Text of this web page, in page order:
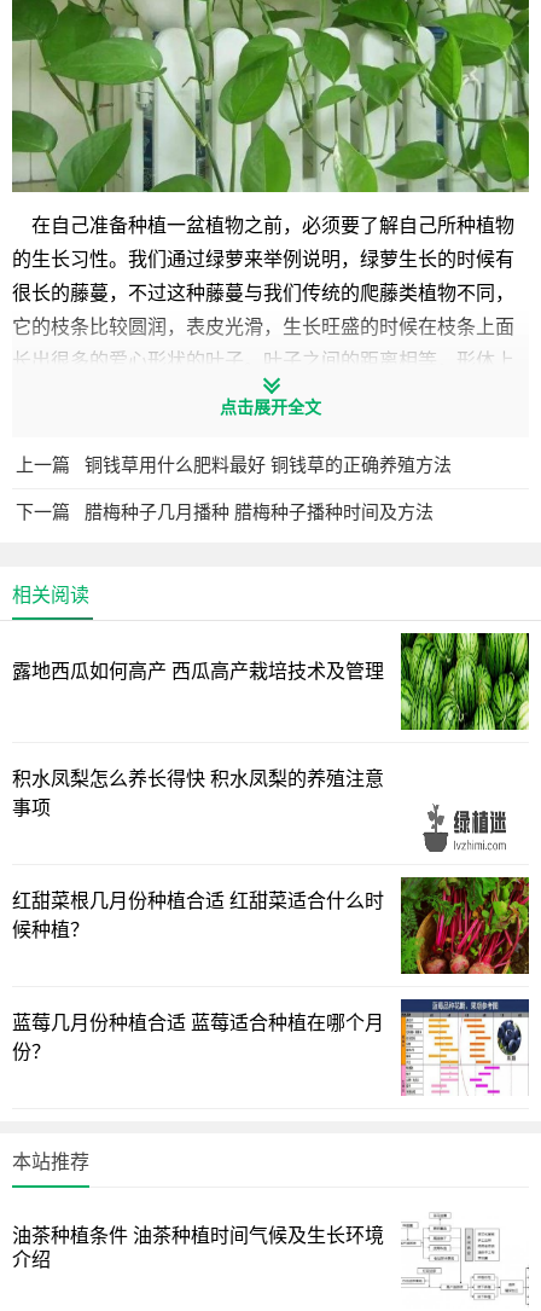
在自己准备种植一盆植物之前，必须要了解自己所种植物
的生长习性。我们通过绿萝来举例说明，绿萝生长的时候有
很长的藤蔓，不过这种藤蔓与我们传统的爬藤类植物不同，
它的枝条比较圆润，表皮光滑，生长旺盛的时候在枝条上面
长出很多的爱心形状的叶子。叶子之间的距离相等，形体上
并不意味着要经常的浇水。只要保证温度在10度至30度之
间，绿萝都能很好的生长。
点击展开全文
上一篇 铜钱草用什么肥料最好 铜钱草的正确养殖方法
下一篇 腊梅种子几月播种 腊梅种子播种时间及方法
相关阅读
露地西瓜如何高产 西瓜高产栽培技术及管理
积水凤梨怎么养长得快 积水凤梨的养殖注意
事项
红甜菜根几月份种植合适 红甜菜适合什么时
候种植？
蓝莓几月份种植合适 蓝莓适合种植在哪个月
份？
本站推荐
油茶种植条件 油茶种植时间气候及生长环境
介绍